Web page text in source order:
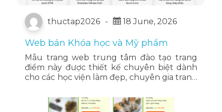
thuctap2026 - 18 June, 2026
Web bán Khóa học và Mỹ phẩm
Mẫu trang web trung tâm đào tạo trang
điểm này được thiết kế chuyên biệt dành
cho các học viện làm đẹp, chuyên gia trang
thẩm mỹ. Không gian hiển thị mang …